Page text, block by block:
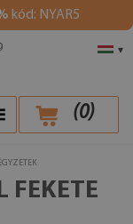
kód: NYAR5
▾
(0)
FEKETE